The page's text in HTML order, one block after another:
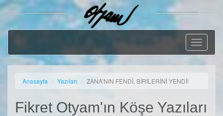
Geçiş
Menüsü
Anasayfa Yazıları ZANA’NIN FENDİ, BİRİLERİNİ YENDİ!
Fikret Otyam'ın Köşe Yazıları